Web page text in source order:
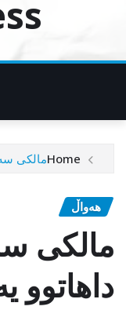
Homeمالکی
هەواڵ
مالکی
داهاتوو